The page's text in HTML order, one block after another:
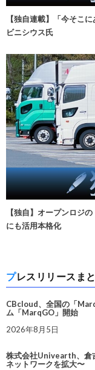
【独自連載】「今そこ
ビニシウス氏
【独自】オープンロジ
にも活用本格化
プレスリリースま
CBcloud、全国の「
ム「MarqGO」開始
2026年8月5日
株式会社Univearth、倉
ネットワークを拡大〜